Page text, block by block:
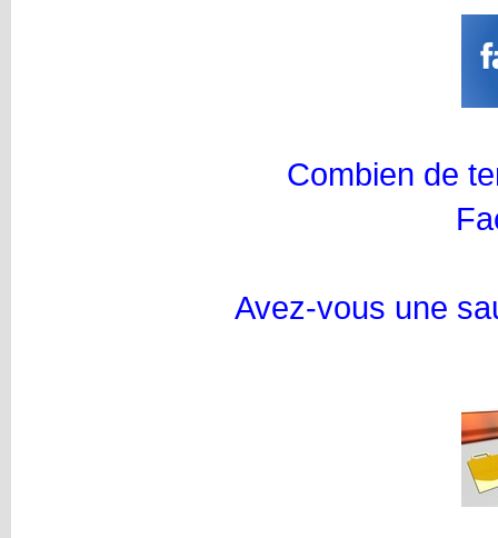
Combien de
Avez-vous une